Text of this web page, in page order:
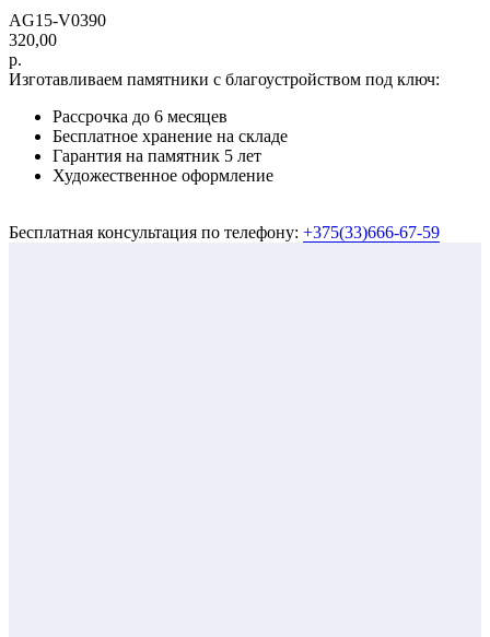
AG15-V0390
320,00
р.
Изготавливаем памятники с благоустройством под ключ:
Рассрочка до 6 месяцев
Бесплатное хранение на складе
Гарантия на памятник 5 лет
Художественное оформление
Бесплатная консультация по телефону: +375(33)666-67-59